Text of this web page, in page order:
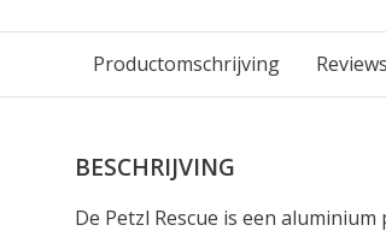
Productomschrijving Reviews
BESCHRIJVING
De Petzl Rescue is een